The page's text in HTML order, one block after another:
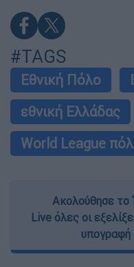
#TAGS
Εθνική Πόλο
εθνική Ελλάδας
World League
Ακολούθησε το
Live όλες οι
υπογραφή